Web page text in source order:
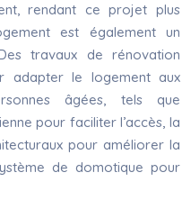
rendant ce projet plus
est également un
travaux de rénovation
adapter le logement aux
âgées, tels que
pour faciliter l’accès, la
pour améliorer la
de domotique pour